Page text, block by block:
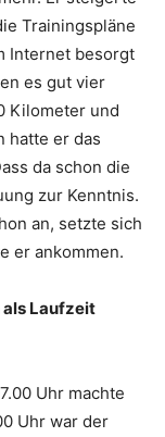
Trainingspläne
Internet besorgt
es gut vier
Kilometer und
hatte er das
da schon die
zur Kenntnis.
an, setzte sich
er ankommen.
als Laufzeit
Uhr machte
Uhr war der